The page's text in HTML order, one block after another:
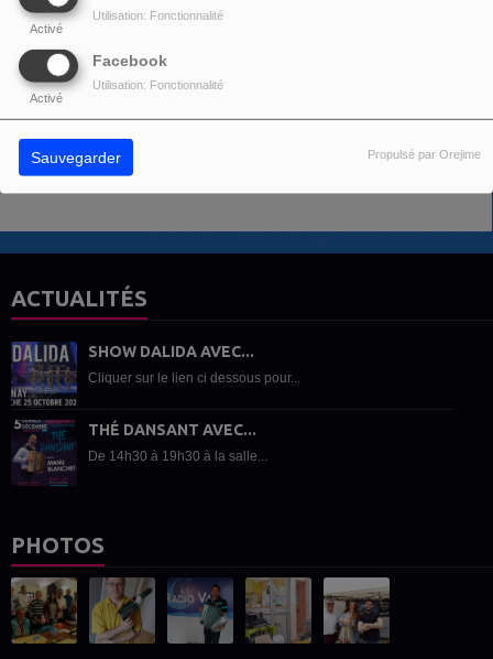
Activé
Utilisation: Fonctionnalité
Facebook
Activé
Utilisation: Fonctionnalité
Sauvegarder Propulsé par Orejime
COMMENTAIRES(0)
ACTUALITÉS
SHOW DALIDA AVEC...
Cliquer sur le lien ci dessous pour...
THÉ DANSANT AVEC...
De 14h30 à 19h30 à la salle...
PHOTOS